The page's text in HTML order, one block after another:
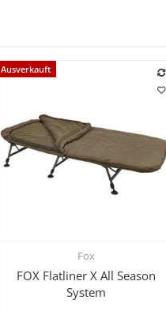
Ausverkauft
Schnellkauf
Fox
FOX Flatliner X All Season
System